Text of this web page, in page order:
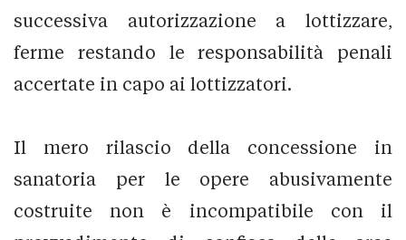
successiva autorizzazione a lottizzare,
ferme restando le responsabilità penali
accertate in capo ai lottizzatori.
Il mero rilascio della concessione in
sanatoria per le opere abusivamente
costruite non è incompatibile con il